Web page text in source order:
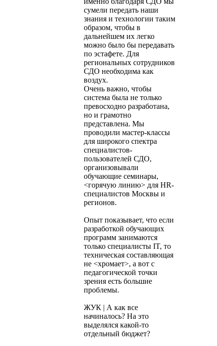
сумели передать наши
знания и технологии таким
образом, чтобы в
дальнейшем их легко
можно было бы передавать
по эстафете. Для
региональных сотрудников
СДО необходима как
воздух.
Очень важно, чтобы
система была не только
превосходно разработана,
но и грамотно
представлена. Мы
проводили мастер-классы
для широкого спектра
специалистов-
пользователей СДО,
организовывали
обучающие семинары,
<горячую линию> для HR-
специалистов Москвы и
регионов.
Опыт показывает, что если
разработкой обучающих
программ занимаются
только специалисты IT, то
техническая составляющая
не <хромает>, а вот с
педагогической точки
зрения есть большие
проблемы.
ЖУК | А как все
начиналось? На это
выделялся какой-то
отдельный бюджет?